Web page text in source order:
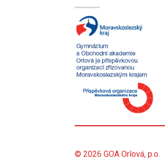
© 2026 GOA Orlová, p.o.